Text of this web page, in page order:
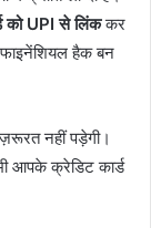
को UPI से लिंककर
फाइनेंशियल हैक बन
नहीं पड़ेगी।
आपके क्रेडिट कार्ड